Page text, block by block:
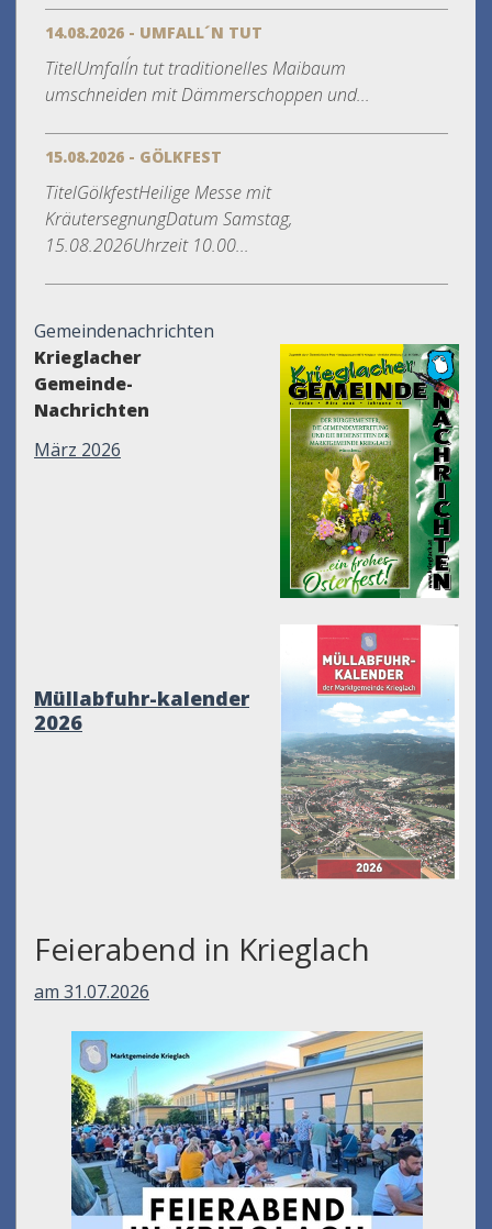
14.08.2026 - UMFALL´N TUT
TitelUmfall´n tut traditionelles Maibaum
umschneiden mit Dämmerschoppen und...
15.08.2026 - GÖLKFEST
TitelGölkfestHeilige Messe mit
KräutersegnungDatum Samstag,
15.08.2026Uhrzeit 10.00...
Gemeindenachrichten
Krieglacher
Gemeinde-
Nachrichten
März 2026
Müllabfuhr-kalender
2026
Feierabend in Krieglach
am 31.07.2026